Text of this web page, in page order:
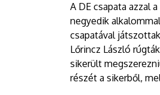
A DE csapata azzal
negyedik
csapatával
Lőrincz László
sikerült
részét a sikerből,